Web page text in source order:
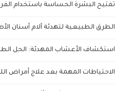
تفتيح البشرة الحساسة باستخدام
الطرق الطبيعية لتهدئة آلام أسنان
استكشاف الأعشاب المهدئة: الحل
الاحتياطات المهمة بعد علاج أمراض